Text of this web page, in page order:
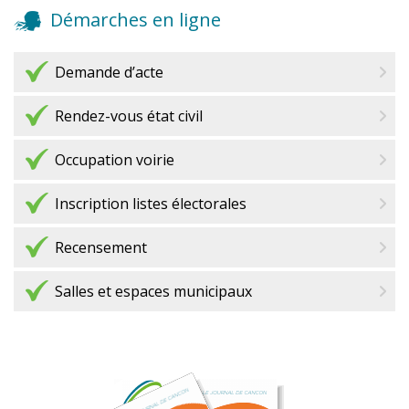
Entrée en participation libre : Chaque don servira à la
restauration de l'égliseAprès le concert, un apéritif sera
offert par la municipalité. L'occasion de se retrouver et
d’échanger....
Démarches en ligne
Demande d’acte
Rendez-vous état civil
Occupation voirie
Inscription listes électorales
Recensement
Salles et espaces municipaux